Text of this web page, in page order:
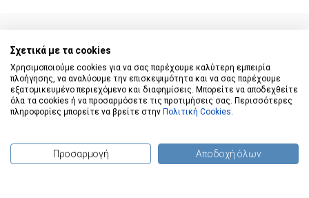
© 2020 - 2026 katiginetai.gr All Rights Reserved.
(0) προϊόντα
Σχετικά με τα cookies
Χρησιμοποιούμε cookies για να σας παρέχουμε καλύτερη εμπειρία
πλοήγησης, να αναλύουμε την επισκεψιμότητα και να σας παρέχουμε
εξατομικευμένο περιεχόμενο και διαφημίσεις. Μπορείτε να αποδεχθείτε
όλα τα cookies ή να προσαρμόσετε τις προτιμήσεις σας. Περισσότερες
πληροφορίες μπορείτε να βρείτε στην Πολιτική Cookies.
Προσαρμογή Αποδοχή όλων